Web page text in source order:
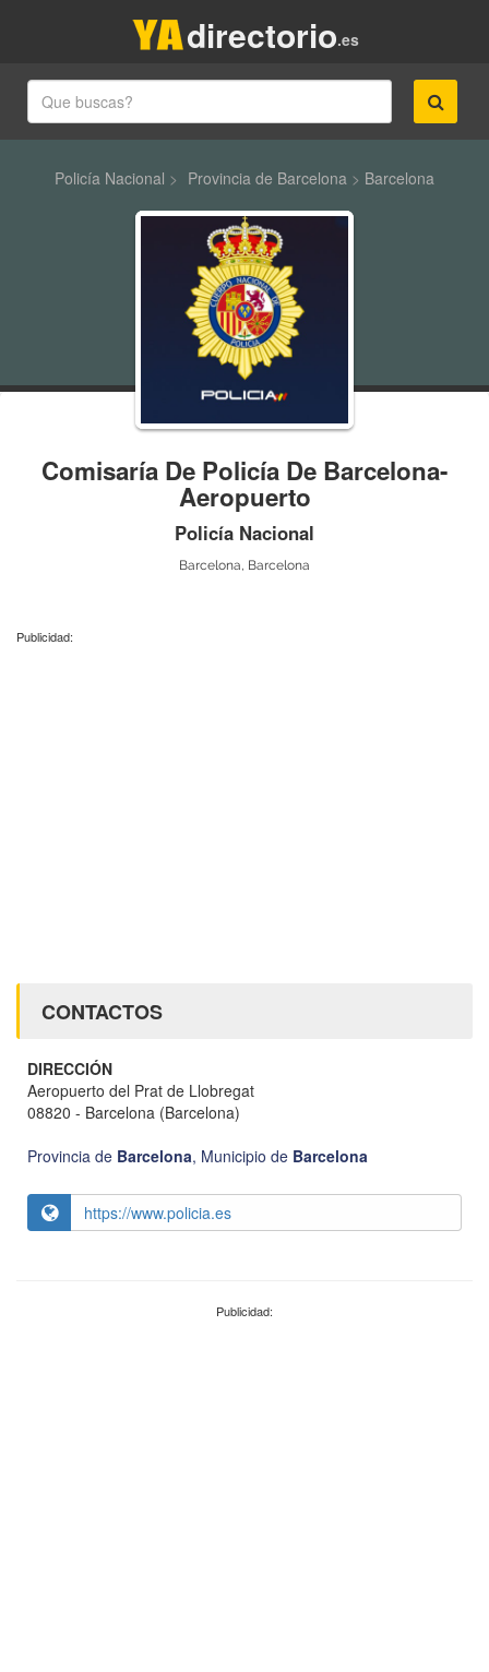
.es
directorio
Policía Nacional > Provincia de Barcelona > Barcelona
Comisaría De Policía De Barcelona-
Aeropuerto
Policía Nacional
Barcelona, Barcelona
Publicidad:
CONTACTOS
DIRECCIÓN
Aeropuerto del Prat de Llobregat
08820 - Barcelona (Barcelona)
Provincia de Barcelona, Municipio de Barcelona
https://www.policia.es
Publicidad: